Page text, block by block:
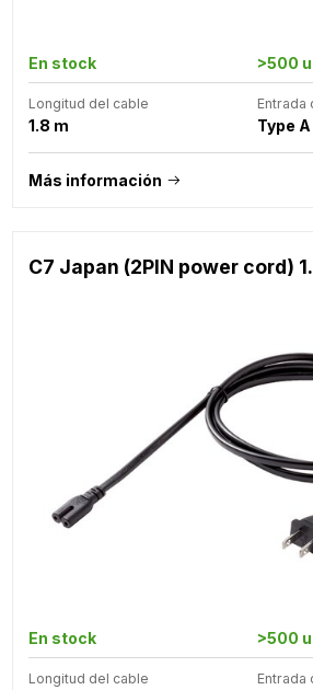
En stock >500
Longitud del cable
1.8 m
Entrada
Type A
Más información
C7 Japan (2PIN power cord)
En stock >500
Longitud del cable Entrada